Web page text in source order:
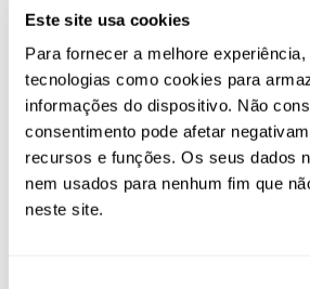
Este site usa cookies
Para fornecer a melhore experiência,
tecnologias como cookies para
informações do dispositivo. Não
consentimento pode afetar
recursos e funções. Os seus dados
nem usados para nenhum fim que
neste site.
THE
MAY
BE
ON
THE
Aspirador Nasal Elétrico –